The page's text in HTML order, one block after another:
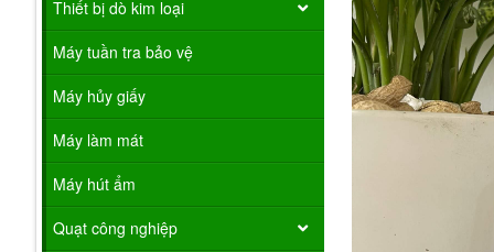
Thiết bị dò kim loại
Máy tuần tra bảo vệ
Máy hủy giấy
Máy làm mát
Máy hút ẩm
Quạt công nghiệp